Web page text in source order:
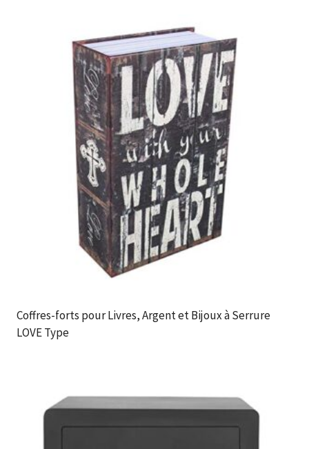
Coffres-forts pour Livres, Argent et Bijoux à Serrure
LOVE Type